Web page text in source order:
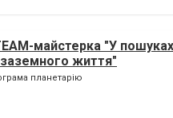
майстерка "У пошуках
життя"
планетарію